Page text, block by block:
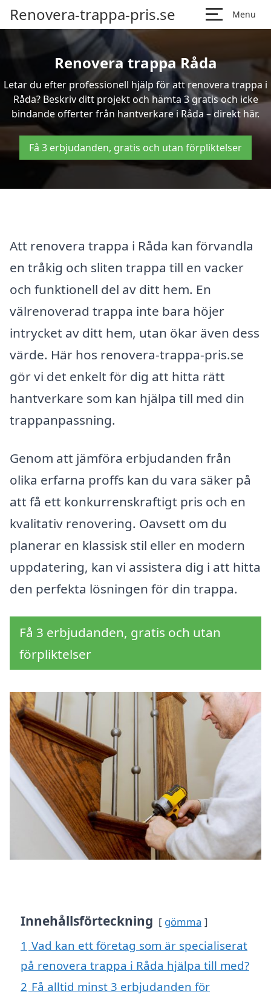
Renovera-trappa-pris.se Menu
Renovera trappa Råda
Letar du efter professionell hjälp för att renovera trappa i
Råda? Beskriv ditt projekt och hämta 3 gratis och icke
bindande offerter från hantverkare i Råda – direkt här.
Få 3 erbjudanden, gratis och utan förpliktelser
Att renovera trappa i Råda kan förvandla
en tråkig och sliten trappa till en vacker
och funktionell del av ditt hem. En
välrenoverad trappa inte bara höjer
intrycket av ditt hem, utan ökar även dess
värde. Här hos renovera-trappa-pris.se
gör vi det enkelt för dig att hitta rätt
hantverkare som kan hjälpa till med din
trappanpassning.
Genom att jämföra erbjudanden från
olika erfarna proffs kan du vara säker på
att få ett konkurrenskraftigt pris och en
kvalitativ renovering. Oavsett om du
planerar en klassisk stil eller en modern
uppdatering, kan vi assistera dig i att hitta
den perfekta lösningen för din trappa.
Få 3 erbjudanden, gratis och utan
förpliktelser
Innehållsförteckning gömma
1 Vad kan ett företag som är specialiserat
på renovera trappa i Råda hjälpa till med?
2 Få alltid minst 3 erbjudanden för